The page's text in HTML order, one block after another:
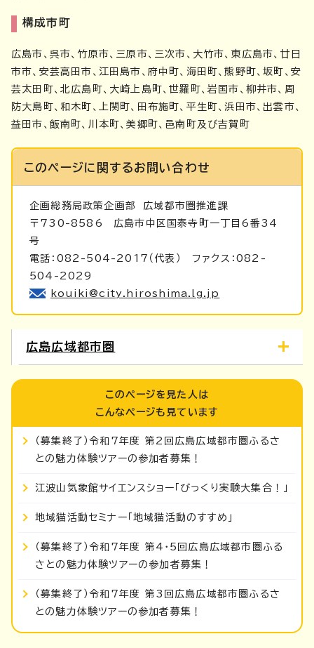
構成市町
広島市、呉市、竹原市、三原市、三次市、大竹市、東広島市、廿日
市市、安芸高田市、江田島市、府中町、海田町、熊野町、坂町、安
芸太田町、北広島町、大崎上島町、世羅町、岩国市、柳井市、周
防大島町、和木町、上関町、田布施町、平生町、浜田市、出雲市、
益田市、飯南町、川本町、美郷町、邑南町及び吉賀町
このページに関するお問い合わせ
企画総務局政策企画部 広域都市圏推進課
〒730-8586 広島市中区国泰寺町一丁目6番34
号
電話：082-504-2017（代表） ファクス：082-
504-2029
kouiki@city.hiroshima.lg.jp
広島広域都市圏
このページを見た人は
こんなページも見ています
（募集終了）令和7年度 第2回広島広域都市圏ふるさ
との魅力体験ツアーの参加者募集！
江波山気象館サイエンスショー「びっくり実験大集合！」
地域猫活動セミナー「地域猫活動のすすめ」
（募集終了）令和7年度 第4・5回広島広域都市圏ふる
さとの魅力体験ツアーの参加者募集！
（募集終了）令和7年度 第3回広島広域都市圏ふるさ
との魅力体験ツアーの参加者募集！